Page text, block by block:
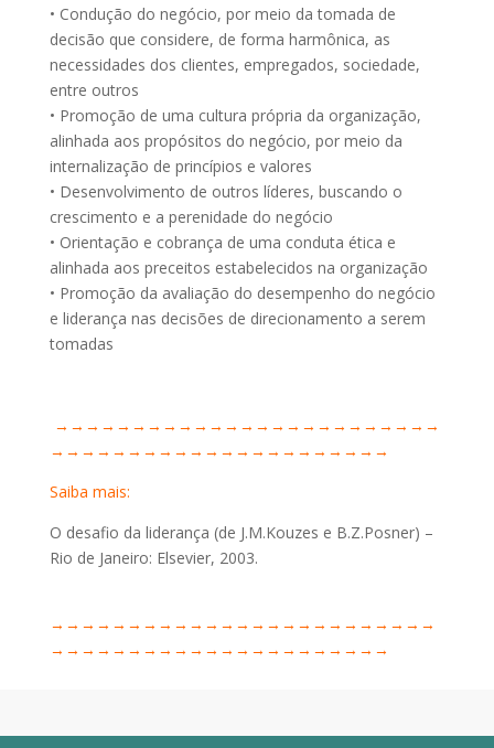
• Condução do negócio, por meio da tomada de
decisão que considere, de forma harmônica, as
necessidades dos clientes, empregados, sociedade,
entre outros
• Promoção de uma cultura própria da organização,
alinhada aos propósitos do negócio, por meio da
internalização de princípios e valores
• Desenvolvimento de outros líderes, buscando o
crescimento e a perenidade do negócio
• Orientação e cobrança de uma conduta ética e
alinhada aos preceitos estabelecidos na organização
• Promoção da avaliação do desempenho do negócio
e liderança nas decisões de direcionamento a serem
tomadas
→→→→→→→→→→→→→→→→→→→→→→→→→
→→→→→→→→→→→→→→→→→→→→→→
Saiba mais:
O desafio da liderança (de J.M.Kouzes e B.Z.Posner) –
Rio de Janeiro: Elsevier, 2003.
→→→→→→→→→→→→→→→→→→→→→→→→→
→→→→→→→→→→→→→→→→→→→→→→